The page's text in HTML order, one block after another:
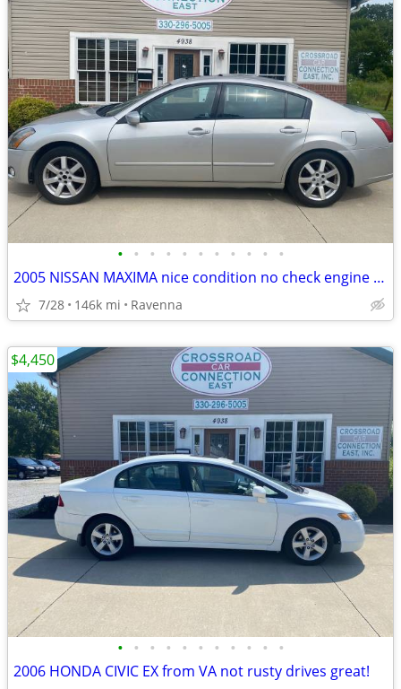
• • • • • • • • • • •
2005 NISSAN MAXIMA nice condition no check engine light drives great!
7/28 146k mi Ravenna
• • • • • • • • • • •
2006 HONDA CIVIC EX from VA not rusty drives great!
$4,450